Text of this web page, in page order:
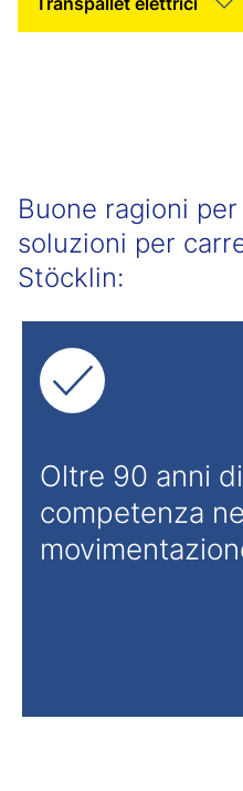
Buone ragioni
soluzioni per
Stöcklin:
Oltre 90 anni
competenza